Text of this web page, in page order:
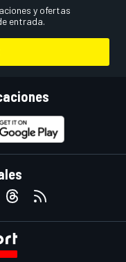
y ofertas
entrada.